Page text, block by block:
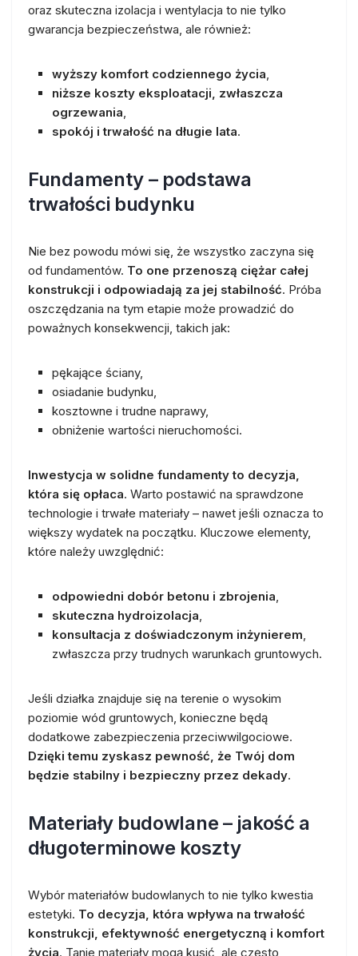
oraz skuteczna izolacja i wentylacja to nie tylko
gwarancja bezpieczeństwa, ale również:
wyższy komfort codziennego życia,
niższe koszty eksploatacji, zwłaszcza
ogrzewania,
spokój i trwałość na długie lata.
Fundamenty – podstawa
trwałości budynku
Nie bez powodu mówi się, że wszystko zaczyna się
od fundamentów. To one przenoszą ciężar całej
konstrukcji i odpowiadają za jej stabilność. Próba
oszczędzania na tym etapie może prowadzić do
poważnych konsekwencji, takich jak:
pękające ściany,
osiadanie budynku,
kosztowne i trudne naprawy,
obniżenie wartości nieruchomości.
Inwestycja w solidne fundamenty to decyzja,
która się opłaca. Warto postawić na sprawdzone
technologie i trwałe materiały – nawet jeśli oznacza to
większy wydatek na początku. Kluczowe elementy,
które należy uwzględnić:
odpowiedni dobór betonu i zbrojenia,
skuteczna hydroizolacja,
konsultacja z doświadczonym inżynierem,
zwłaszcza przy trudnych warunkach gruntowych.
Jeśli działka znajduje się na terenie o wysokim
poziomie wód gruntowych, konieczne będą
dodatkowe zabezpieczenia przeciwwilgociowe.
Dzięki temu zyskasz pewność, że Twój dom
będzie stabilny i bezpieczny przez dekady.
Materiały budowlane – jakość a
długoterminowe koszty
Wybór materiałów budowlanych to nie tylko kwestia
estetyki. To decyzja, która wpływa na trwałość
konstrukcji, efektywność energetyczną i komfort
życia. Tanie materiały mogą kusić, ale często